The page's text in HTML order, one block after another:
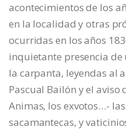
acontecimientos de los
en la localidad y otras
ocurridas en los años
inquietante presencia
la carpanta, leyendas al
Pascual Bailón y el aviso
Animas, los exvotos…-
sacamantecas, y